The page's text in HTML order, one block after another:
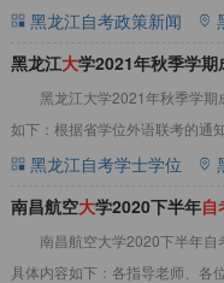
黑龙江自考政策新闻
黑龙江大学2021年秋季学期
黑龙江大学2021年秋季学
如下：根据省学位外语联考的通
月16-18日进行，具体通知如
黑龙江自考学士学位
南昌航空大学2020下半年自
南昌航空大学2020下半年自
具体内容如下：各指导老师、各